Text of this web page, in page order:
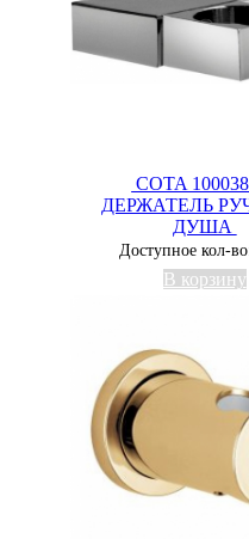
COTA
ДЕРЖАТЕЛЬ
ДУША
Доступное кол-
В корзину